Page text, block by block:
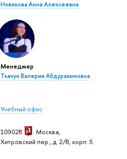
Новикова Анна Алексеевна
Менеджер
Ткачук Валерия Абдурахимовна
Учебный офис
109028
Москва,
Хитровский пер., д. 2/8, корп. 5